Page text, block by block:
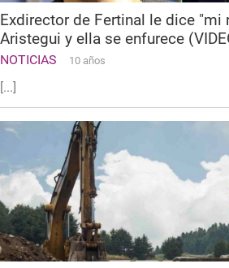
Exdirector de Fertinal le dice "mi
Aristegui y ella se enfurece
NOTICIAS 10 años
[...]